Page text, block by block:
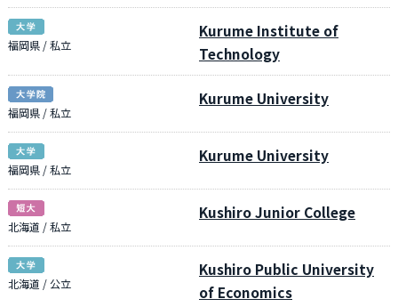
福岡県 / 私立
Kurume Institute of
Technology
福岡県 / 私立
Kurume University
福岡県 / 私立
Kurume University
北海道 / 私立
Kushiro Junior College
北海道 / 公立
Kushiro Public University
of Economics